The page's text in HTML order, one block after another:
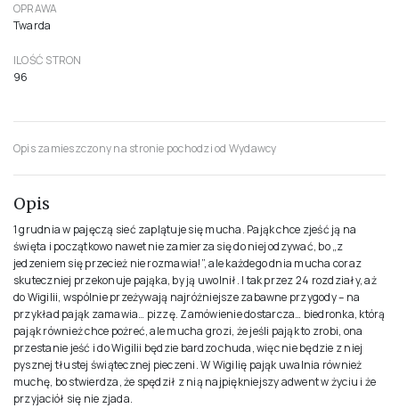
OPRAWA
Twarda
ILOŚĆ STRON
96
Opis zamieszczony na stronie pochodzi od Wydawcy
Opis
1 grudnia w pajęczą sieć zaplątuje się mucha. Pająk chce zjeść ją na
święta i początkowo nawet nie zamierza się do niej odzywać, bo „z
jedzeniem się przecież nie rozmawia!”, ale każdego dnia mucha coraz
skuteczniej przekonuje pająka, by ją uwolnił. I tak przez 24 rozdziały, aż
do Wigilii, wspólnie przeżywają najróżniejsze zabawne przygody – na
przykład pająk zamawia… pizzę. Zamówienie dostarcza… biedronka, którą
pająk również chce pożreć, ale mucha grozi, że jeśli pająk to zrobi, ona
przestanie jeść i do Wigilii będzie bardzo chuda, więc nie będzie z niej
pysznej tłustej świątecznej pieczeni. W Wigilię pająk uwalnia również
muchę, bo stwierdza, że spędził z nią najpiękniejszy adwent w życiu i że
przyjaciół się nie zjada.